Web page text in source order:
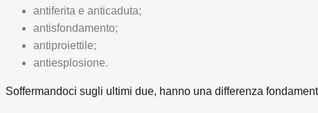
antiferita e anticaduta;
antisfondamento;
antiproiettile;
antiesplosione.
Soffermandoci sugli ultimi due, hanno una differenza